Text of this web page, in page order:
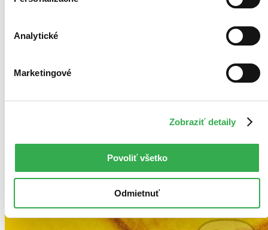
Analytické
Marketingové
Zobraziť detaily
Povoliť všetko
Odmietnuť